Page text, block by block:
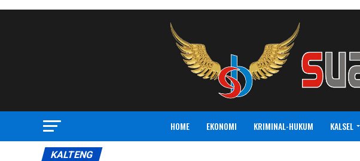
HOME EKONOMI KRIMINAL-HUKUM KALSEL
KALTENG